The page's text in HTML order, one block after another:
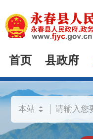
首页 县政府